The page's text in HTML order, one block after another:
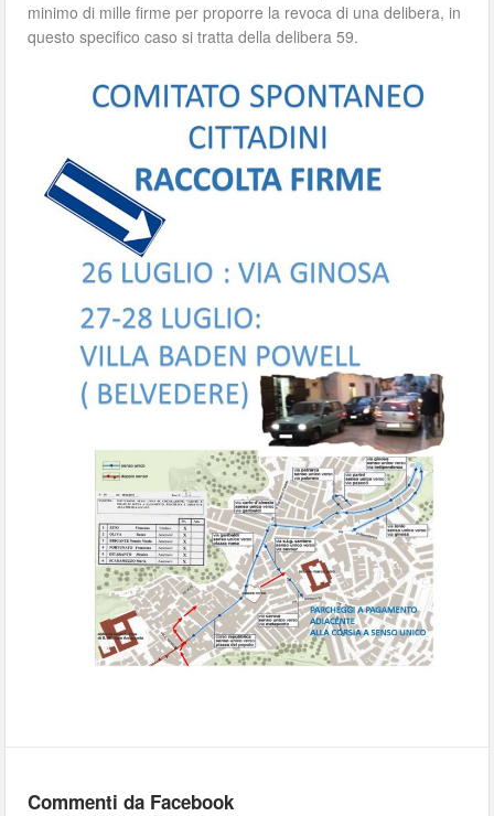
minimo di mille firme per proporre la revoca di una delibera, in
questo specifico caso si tratta della delibera 59.
Commenti da Facebook